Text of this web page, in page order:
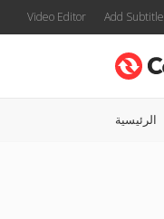
Video Editor Add
الرئيسية